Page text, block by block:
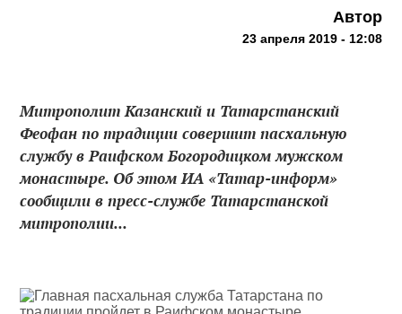
Автор
23 апреля 2019 - 12:08
Митрополит Казанский и Татарстанский
Феофан по традиции совершит пасхальную
службу в Раифском Богородицком мужском
монастыре. Об этом ИА «Татар-информ»
сообщили в пресс-службе Татарстанской
митрополии...